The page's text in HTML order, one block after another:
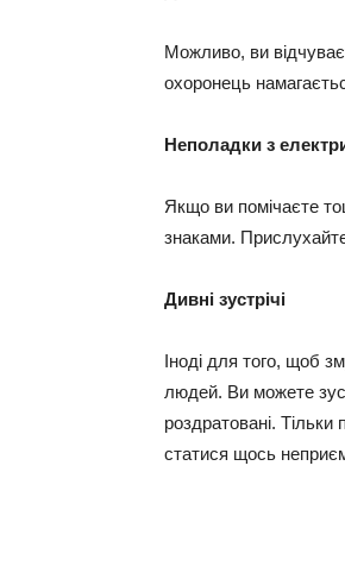
Можливо, ви
охоронець
Неполадки з
Якщо ви помічаєте
знаками.
Дивні зустрічі
Іноді для того, щоб
людей. Ви можете
роздратовані.
статися щось